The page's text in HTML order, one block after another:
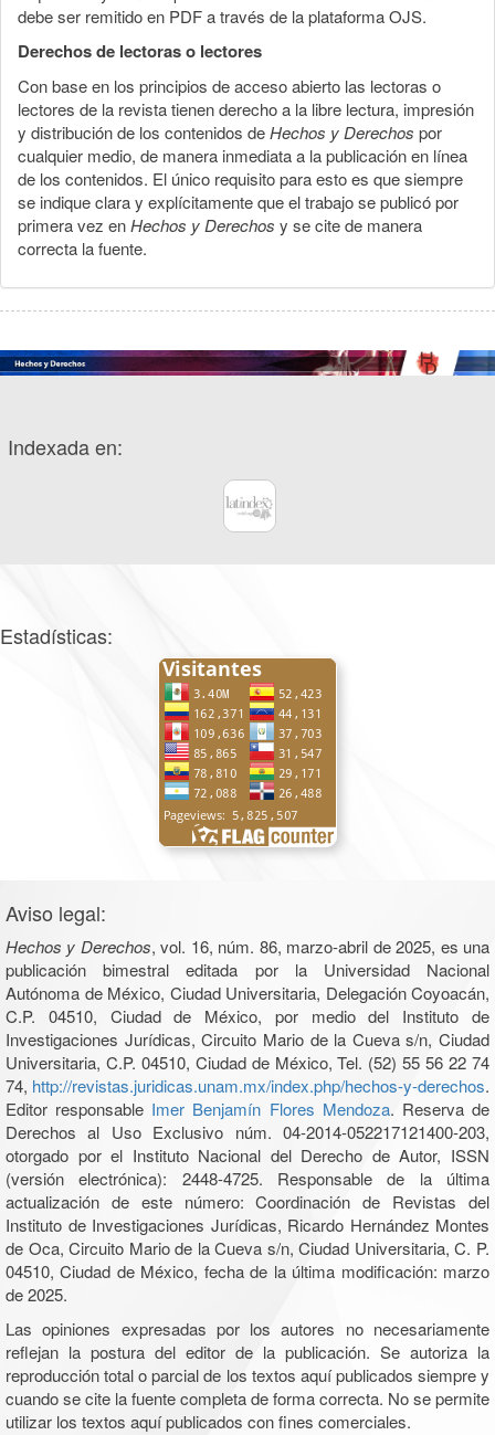
debe ser remitido en PDF a través de la plataforma OJS.
Derechos de lectoras o lectores
Con base en los principios de acceso abierto las lectoras o
lectores de la revista tienen derecho a la libre lectura, impresión
y distribución de los contenidos deHechos y Derechos por
cualquier medio, de manera inmediata a la publicación en línea
de los contenidos. El único requisito para esto es que siempre
se indique clara y explícitamente que el trabajo se publicó por
primera vez enHechos y Derechos y se cite de manera
correcta la fuente.
Indexada en:
Estadísticas:
Aviso legal:
Hechos y Derechos, vol. 16, núm. 86, marzo-abril de 2025, es una
publicación bimestral editada por la Universidad Nacional
Autónoma de México, Ciudad Universitaria, Delegación Coyoacán,
C.P. 04510, Ciudad de México, por medio del Instituto de
Investigaciones Jurídicas, Circuito Mario de la Cueva s/n, Ciudad
Universitaria, C.P. 04510, Ciudad de México, Tel. (52) 55 56 22 74
74, http://revistas.juridicas.unam.mx/index.php/hechos-y-derechos.
Editor responsable Imer Benjamín Flores Mendoza. Reserva de
Derechos al Uso Exclusivo núm. 04-2014-052217121400-203,
otorgado por el Instituto Nacional del Derecho de Autor, ISSN
(versión electrónica): 2448-4725. Responsable de la última
actualización de este número: Coordinación de Revistas del
Instituto de Investigaciones Jurídicas, Ricardo Hernández Montes
de Oca, Circuito Mario de la Cueva s/n, Ciudad Universitaria, C. P.
04510, Ciudad de México, fecha de la última modificación: marzo
de 2025.
Las opiniones expresadas por los autores no necesariamente
reflejan la postura del editor de la publicación. Se autoriza la
reproducción total o parcial de los textos aquí publicados siempre y
cuando se cite la fuente completa de forma correcta. No se permite
utilizar los textos aquí publicados con fines comerciales.